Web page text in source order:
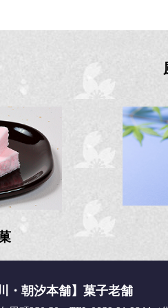
・朝汐本舗】菓子老舗